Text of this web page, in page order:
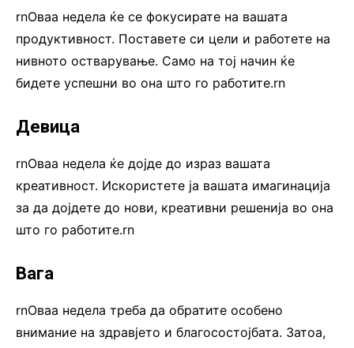
rnОваа недела ќе се фокусирате на вашата
продуктивност. Поставете си цели и работете на
нивното остварување. Само на тој начин ќе
бидете успешни во она што го работите.rn
Девица
rnОваа недела ќе дојде до израз вашата
креативност. Искористете ја вашата имагинација
за да дојдете до нови, креативни решенија во она
што го работите.rn
Вага
rnОваа недела треба да обратите особено
внимание на здравјето и благосостојбата. Затоа,